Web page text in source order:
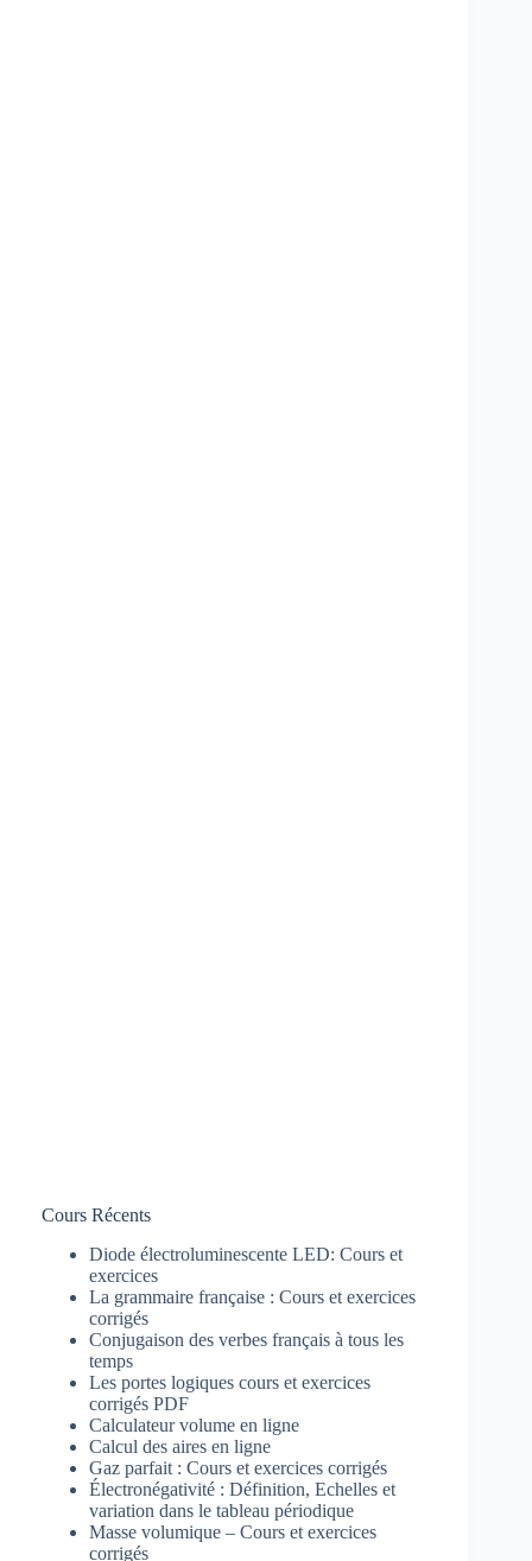
Cours Récents
Diode électroluminescente LED: Cours et
exercices
La grammaire française : Cours et exercices
corrigés
Conjugaison des verbes français à tous les
temps
Les portes logiques cours et exercices
corrigés PDF
Calculateur volume en ligne
Calcul des aires en ligne
Gaz parfait : Cours et exercices corrigés
Électronégativité : Définition, Echelles et
variation dans le tableau périodique
Masse volumique – Cours et exercices
corrigés